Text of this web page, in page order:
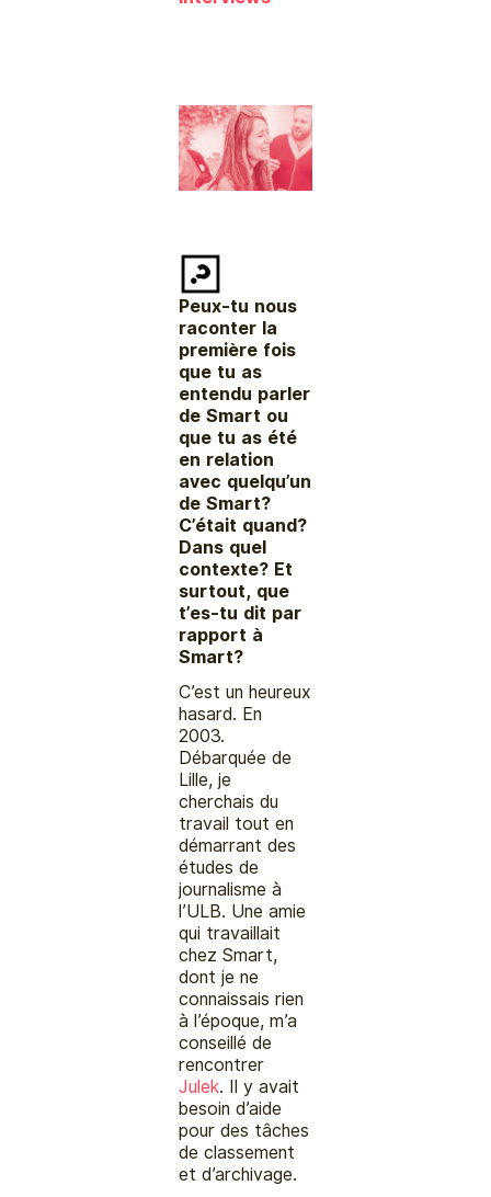
Peux-tu nous
raconter la
première fois
que tu as
entendu parler
de Smart ou
que tu as été
en relation
avec quelqu’un
de Smart?
C’était quand?
Dans quel
contexte? Et
surtout, que
t’es-tu dit par
rapport à
Smart?
C’est un heureux
hasard. En
2003.
Débarquée de
Lille, je
cherchais du
travail tout en
démarrant des
études de
journalisme à
l’ULB. Une amie
qui travaillait
chez Smart,
dont je ne
connaissais rien
à l’époque, m’a
conseillé de
rencontrer
Julek. Il y avait
besoin d’aide
pour des tâches
de classement
et d’archivage.